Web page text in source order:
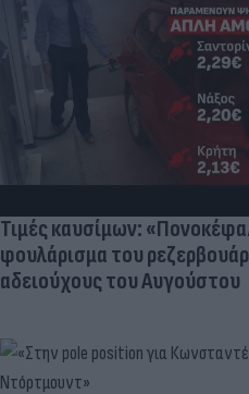
Τιμές καυσίμων:
φουλάρισμα του
αδειούχους του Αυγούστου